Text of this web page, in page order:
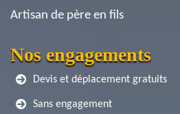
Artisan de père en fils
Nos engagements
Devis et déplacement gratuits
Sans engagement